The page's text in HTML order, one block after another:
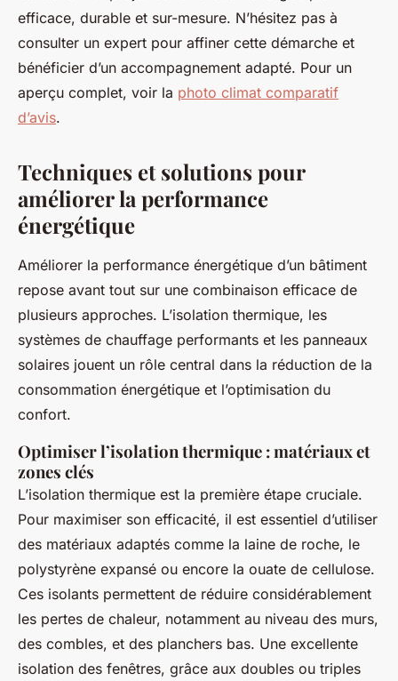
efficace, durable et sur-mesure. N’hésitez pas à
consulter un expert pour affiner cette démarche et
bénéficier d’un accompagnement adapté. Pour un
aperçu complet, voir la photo climat comparatif
d’avis.
Techniques et solutions pour
améliorer la performance
énergétique
Améliorer la performance énergétique d’un bâtiment
repose avant tout sur une combinaison efficace de
plusieurs approches. L’isolation thermique, les
systèmes de chauffage performants et les panneaux
solaires jouent un rôle central dans la réduction de la
consommation énergétique et l’optimisation du
confort.
Optimiser l’isolation thermique : matériaux et
zones clés
L’isolation thermique est la première étape cruciale.
Pour maximiser son efficacité, il est essentiel d’utiliser
des matériaux adaptés comme la laine de roche, le
polystyrène expansé ou encore la ouate de cellulose.
Ces isolants permettent de réduire considérablement
les pertes de chaleur, notamment au niveau des murs,
des combles, et des planchers bas. Une excellente
isolation des fenêtres, grâce aux doubles ou triples